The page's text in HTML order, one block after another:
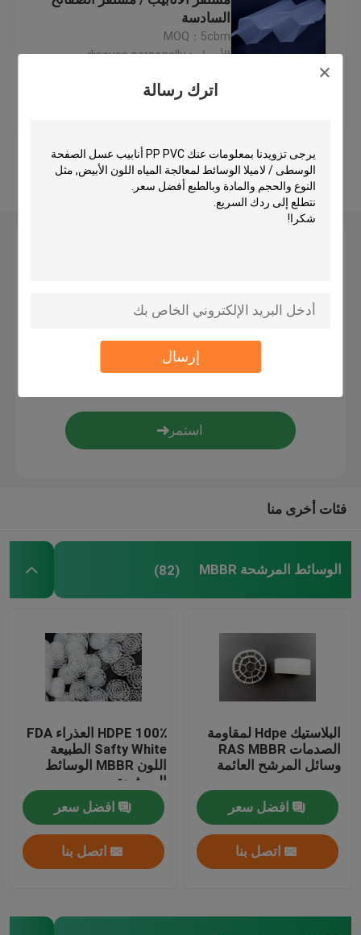
اترك رسالة
إرسال
وسائل المرشحات البلاستيكية
وسائل المرشح العائمة
الوسائط المرشحة K1
وسائل تصفية الكرات البيولوجية
وسائط التصفية الحيوية
معالجة المياه
الوسائط المرشحة البيولوجية
كومة ورقة PVC
السادسة
MOQ：5cbm
الأسعار：discuss personally
افضل سعر
عرض المزيد
فئات أخرى منا
الوسائط المرشحة MBBR (82)
البلاستيك Hdpe لمقاومة
الصدمات RAS MBBR
وسائل المرشح العائمة
افضل سعر
اتصل بنا
100٪ HDPE العذراء FDA
Safty White الطبيعة
اللون MBBR الوسائط
المرشحة
افضل سعر
اتصل بنا